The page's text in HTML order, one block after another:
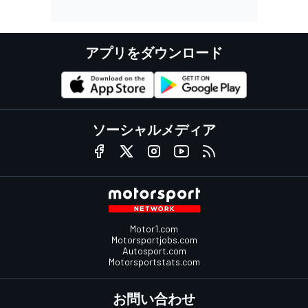
アプリをダウンロード
ソーシャルメディア
Motor1.com
Motorsportjobs.com
Autosport.com
Motorsportstats.com
お問い合わせ